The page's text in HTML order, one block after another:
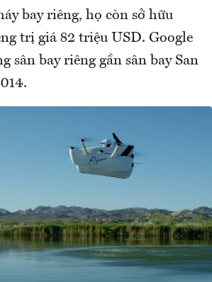
bay riêng, họ còn sở hữu
trị giá 82 triệu USD. Google
sân bay riêng gần sân bay San